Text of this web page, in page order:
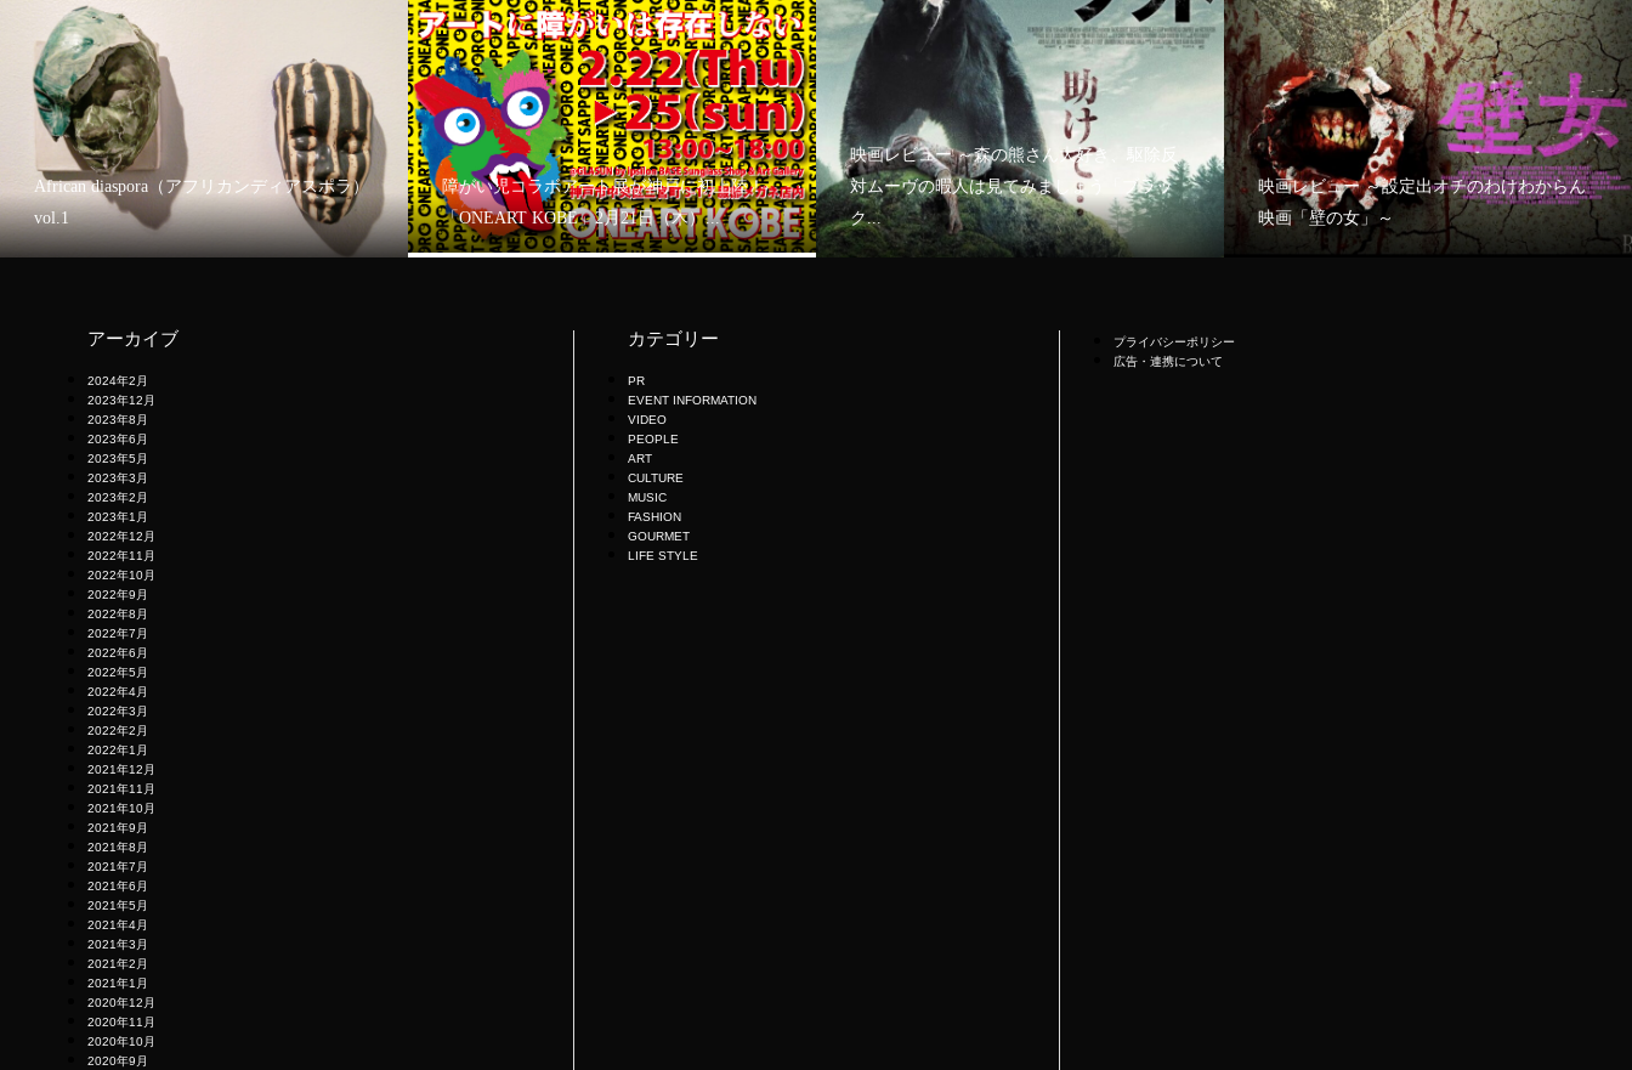
African diaspora（アフリカンディアスポラ）
vol.1
障がい児コラボアート展が神戸に初上陸！
「ONEART KOBE」2月21日（木）...
映画レビュー ～森の熊さん大好き、駆除反
対ムーヴの暇人は見てみましょう「ブラッ
ク...
映画レビュー ～設定出オチのわけわからん
映画「壁の女」～
アーカイブ
2024年2月
2023年12月
2023年8月
2023年6月
2023年5月
2023年3月
2023年2月
2023年1月
2022年12月
2022年11月
2022年10月
2022年9月
2022年8月
2022年7月
2022年6月
2022年5月
2022年4月
2022年3月
2022年2月
2022年1月
2021年12月
2021年11月
2021年10月
2021年9月
2021年8月
2021年7月
2021年6月
2021年5月
2021年4月
2021年3月
2021年2月
2021年1月
2020年12月
2020年11月
2020年10月
2020年9月
カテゴリー
PR
EVENT INFORMATION
VIDEO
PEOPLE
ART
CULTURE
MUSIC
FASHION
GOURMET
LIFE STYLE
プライバシーポリシー
広告・連携について